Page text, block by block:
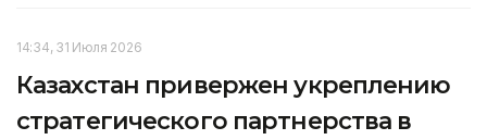
14:34, 31 Июля 2026
Казахстан привержен укреплению
стратегического партнерства в